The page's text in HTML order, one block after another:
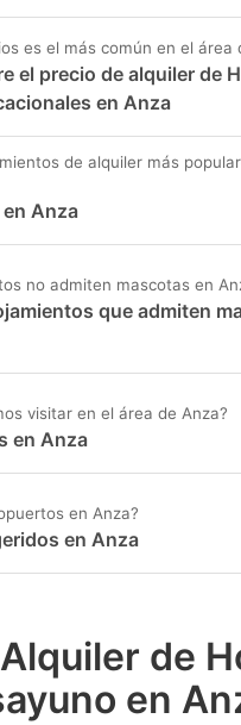
es el más común en el área
el precio de alquiler de
en Anza
de alquiler más
Anza
no admiten mascotas en
que admiten
visitar en el área de Anza?
en Anza
en Anza?
en Anza
de
en